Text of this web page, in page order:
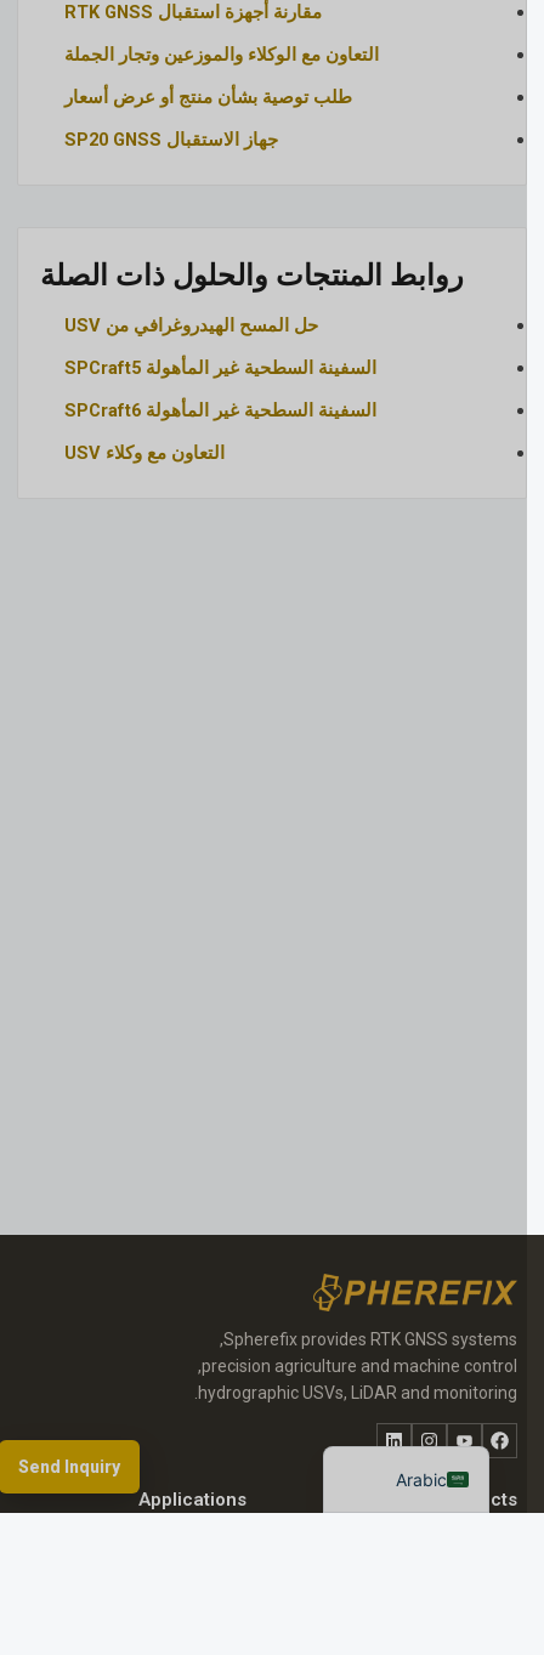
مقارنة أجهزة استقبال RTK GNSS
التعاون مع الوكلاء والموزعين وتجار الجملة
طلب توصية بشأن منتج أو عرض أسعار
جهاز الاستقبال SP20 GNSS
روابط المنتجات والحلول ذات الصلة
حل المسح الهيدروغرافي من USV
السفينة السطحية غير المأهولة SPCraft5
السفينة السطحية غير المأهولة SPCraft6
التعاون مع وكلاء USV
Spherefix provides RTK GNSS systems,
precision agriculture and machine control,
hydrographic USVs, LiDAR and monitoring.
فيسبوكيوتيوبانستقرام
LinkedIn
Products
Applications
Send Inquiry
Arabic
English
French
German
Russian
Portuguese